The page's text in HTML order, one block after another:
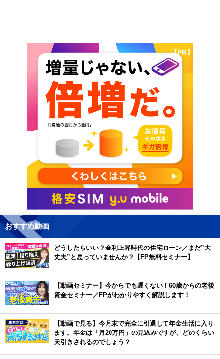
【PR】
おすすめ動画
どうしたらいい？金利上昇時代の住宅ローン／まだ”大
丈夫”と思っていませんか？【FP無料セミナー】
【動画セミナー】今からでも遅くない！60歳からの老後
資金セミナー／FPがわかりやすく解説します！
【動画で見る】今月末で完全に引退して年金生活に入り
ます。年金は「月20万円」の見込みですが、どのくらい
天引きされるのでしょう？